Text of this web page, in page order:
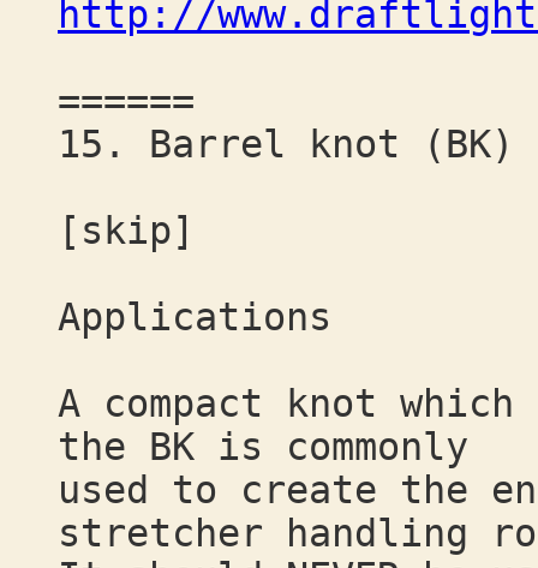
http://
======
15. Barrel knot (BK)
[skip]
Applications
A compact knot
the BK is commonly
used to create the
stretcher handling